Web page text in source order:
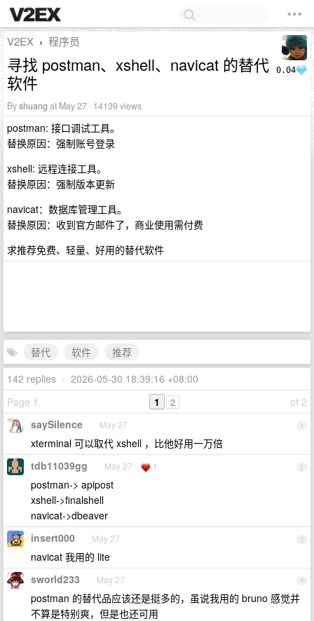
0.04
V2EX › 程序员
寻找 postman、xshell、navicat 的替代
软件
Byshuang at May 27 · 14139 views
postman: 接口调试工具。
替换原因：强制账号登录
xshell: 远程连接工具。
替换原因：强制版本更新
navicat：数据库管理工具。
替换原因：收到官方邮件了，商业使用需付费
求推荐免费、轻量、好用的替代软件
替代 软件
推荐
142 replies • 2026-05-30 18:39:16 +08:00
Page 1
of 2
1 2
1
saySilence May 27
xterminal 可以取代 xshell ，比他好用一万倍
2
tdb11039gg May 27 1
postman-> apipost
xshell->finalshell
navicat->dbeaver
3
insert000 May 27
navicat 我用的 lite
4
sworld233 May 27
postman 的替代品应该还是挺多的，虽说我用的 bruno 感觉并
不算是特别爽，但是也还可用